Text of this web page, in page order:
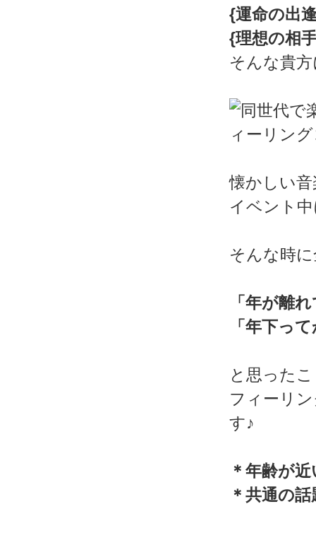
{運命の出
{理想の相
そんな貴
懐かしい
イベント
そんな時
「年が離
「年下っ
と思った
フィーリ
す♪
＊年齢が
＊共通の